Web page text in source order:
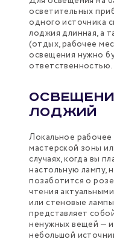
осветительных
одного источника
лоджия длинная, а
(отдых, рабочее
освещения нужно
ответственностью.
лоджий
Локальное
мастерской зоны
случаях, когда вы
настольную лампу,
позаботится о
чтения
или стеновые
представляет
ненужных вещей —
небольшой